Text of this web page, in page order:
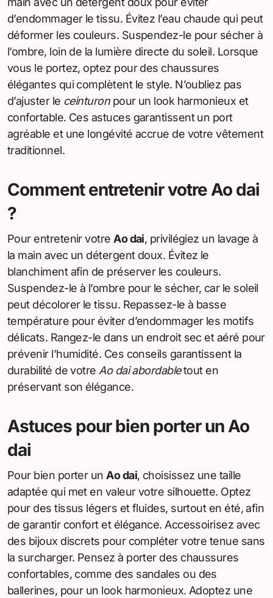
d’endommager le tissu. Évitez l’eau chaude qui peut
déformer les couleurs. Suspendez-le pour sécher à
l’ombre, loin de la lumière directe du soleil. Lorsque
vous le portez, optez pour des chaussures
élégantes qui complètent le style. N’oubliez pas
d’ajuster le ceinturonpour un look harmonieux et
confortable. Ces astuces garantissent un port
agréable et une longévité accrue de votre vêtement
traditionnel.
Comment entretenir votre Ao dai
?
Pour entretenir votreAo dai, privilégiez un lavage à
la main avec un détergent doux. Évitez le
blanchiment afin de préserver les couleurs.
Suspendez-le à l’ombre pour le sécher, car le soleil
peut décolorer le tissu. Repassez-le à basse
température pour éviter d’endommager les motifs
délicats. Rangez-le dans un endroit sec et aéré pour
prévenir l’humidité. Ces conseils garantissent la
durabilité de votreAo dai abordabletout en
préservant son élégance.
Astuces pour bien porter un Ao
dai
Pour bien porter unAo dai, choisissez une taille
adaptée qui met en valeur votre silhouette. Optez
pour des tissus légers et fluides, surtout en été, afin
de garantir confort et élégance. Accessoirisez avec
des bijoux discrets pour compléter votre tenue sans
la surcharger. Pensez à porter des chaussures
confortables, comme des sandales ou des
ballerines, pour un look harmonieux. Adoptez une